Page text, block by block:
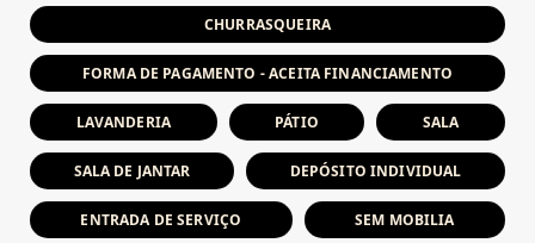
CHURRASQUEIRA
FORMA DE PAGAMENTO - ACEITA FINANCIAMENTO
LAVANDERIA PÁTIO SALA
SALA DE JANTAR DEPÓSITO INDIVIDUAL
ENTRADA DE SERVIÇO SEM MOBILIA